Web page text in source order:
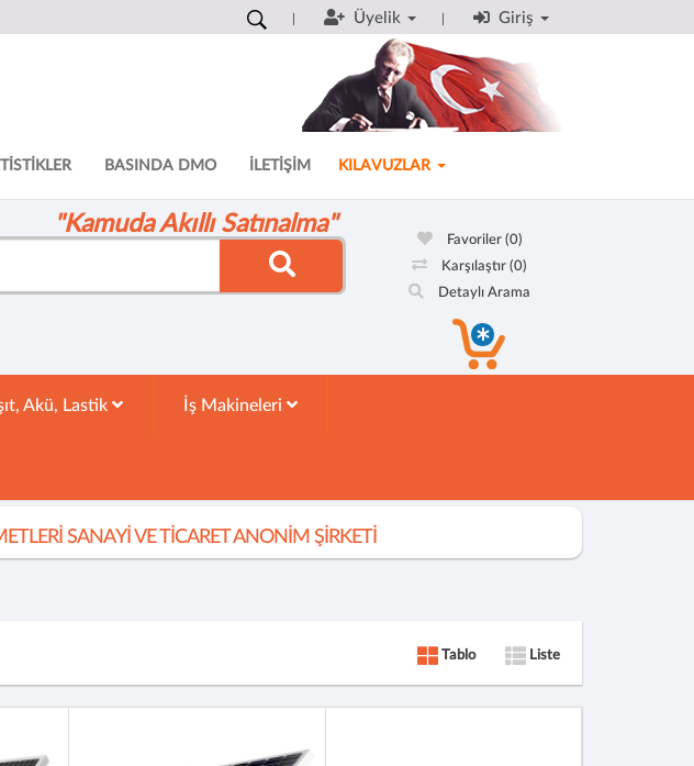
Üyelik Giriş
BASINDA DMO İLETİŞİM KILAVUZLAR
"Kamuda Akıllı Satınalma"
Favoriler (0)
Karşılaştır (0)
Detaylı Arama
Akü, Lastik İş Makineleri
SANAYİ VE TİCARET ANONİM ŞİRKETİ
Tablo Liste